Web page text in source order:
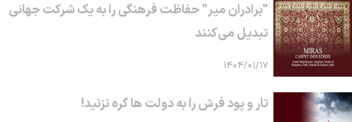
"برادران میر" حفاظت فرهنگی را به یک شرکت جهانی
تبدیل می‌کنند
۱۴۰۴/۰۱/۱۷
تار و پود فرش را به دولت ها گره نزنید!